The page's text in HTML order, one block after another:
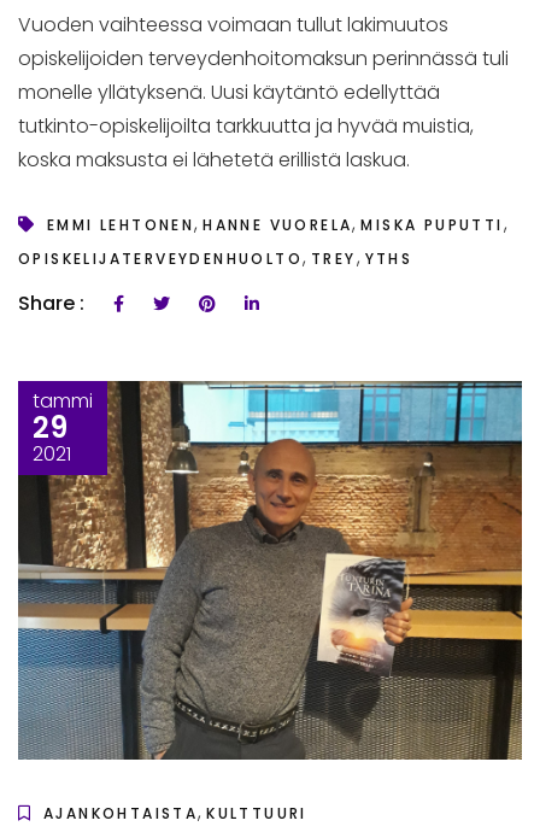
Vuoden vaihteessa voimaan tullut lakimuutos
opiskelijoiden terveydenhoitomaksun perinnässä tuli
monelle yllätyksenä. Uusi käytäntö edellyttää
tutkinto-opiskelijoilta tarkkuutta ja hyvää muistia,
koska maksusta ei lähetetä erillistä laskua.
EMMI LEHTONEN,HANNE VUORELA,MISKA PUPUTTI,
OPISKELIJATERVEYDENHUOLTO, TREY, YTHS
Share :
tammi
29
2021
AJANKOHTAISTA,KULTTUURI